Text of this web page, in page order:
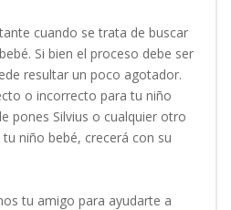
cuando se trata de buscar
Si bien el proceso debe ser
resultar un poco agotador.
o incorrecto para tu niño
pones Silvius o cualquier otro
niño bebé, crecerá con su
tu amigo para ayudarte a